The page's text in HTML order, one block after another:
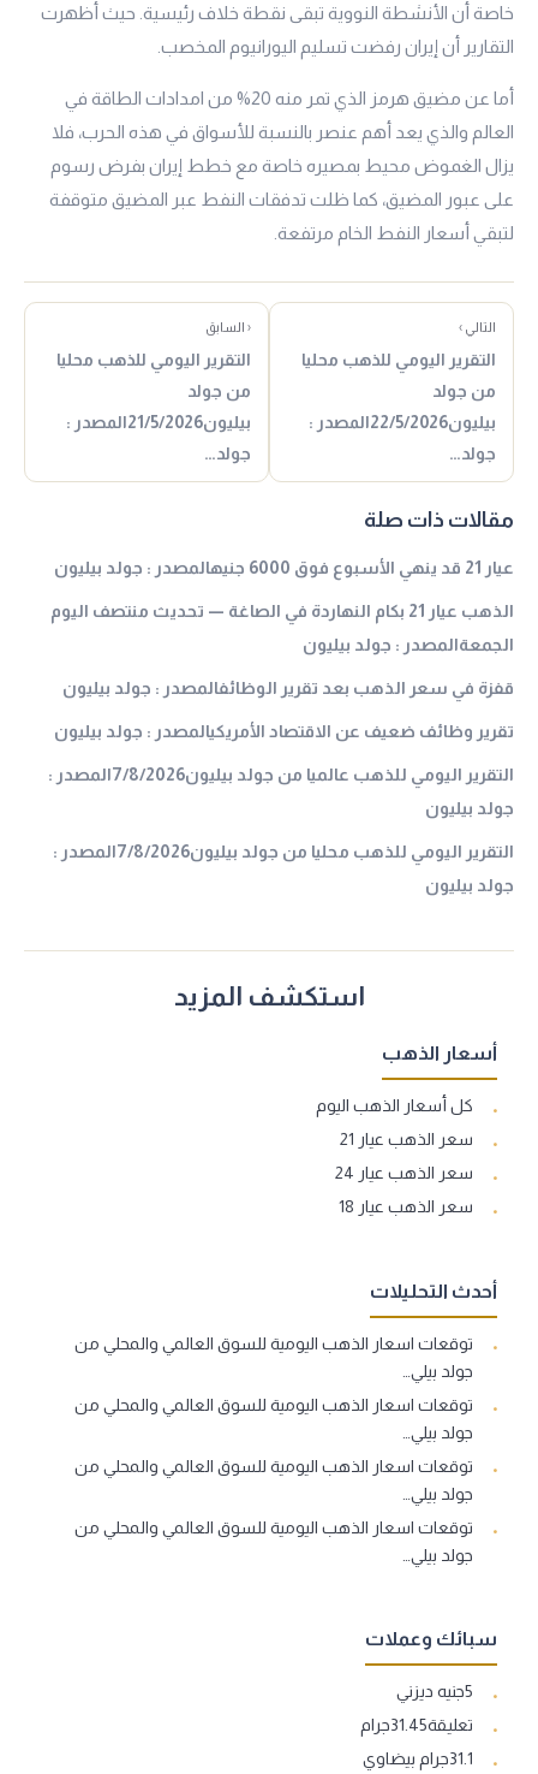
خاصة أن الأنشطة النووية تبقى نقطة خلاف رئيسية. حيث أظهرت
التقارير أن إيران رفضت تسليم اليورانيوم المخصب.
أما عن مضيق هرمز الذي تمر منه 20% من امدادات الطاقة في
العالم والذي يعد أهم عنصر بالنسبة للأسواق في هذه الحرب، فلا
يزال الغموض محيط بمصيره خاصة مع خطط إيران بفرض رسوم
على عبور المضيق، كما ظلت تدفقات النفط عبر المضيق متوقفة
لتبقي أسعار النفط الخام مرتفعة.
التالي ›
التقرير اليومي للذهب محليا
من جولد
بيليون22/5/2026المصدر :
جولد…
‹ السابق
التقرير اليومي للذهب محليا
من جولد
بيليون21/5/2026المصدر :
جولد…
مقالات ذات صلة
عيار 21 قد ينهي الأسبوع فوق 6000 جنيهالمصدر : جولد بيليون
الذهب عيار 21 بكام النهاردة في الصاغة — تحديث منتصف اليوم
الجمعةالمصدر : جولد بيليون
قفزة في سعر الذهب بعد تقرير الوظائفالمصدر : جولد بيليون
تقرير وظائف ضعيف عن الاقتصاد الأمريكيالمصدر : جولد بيليون
التقرير اليومي للذهب عالميا من جولد بيليون7/8/2026المصدر :
جولد بيليون
التقرير اليومي للذهب محليا من جولد بيليون7/8/2026المصدر :
جولد بيليون
استكشف المزيد
أسعار الذهب
كل أسعار الذهب اليوم
سعر الذهب عيار 21
سعر الذهب عيار 24
سعر الذهب عيار 18
أحدث التحليلات
توقعات اسعار الذهب اليومية للسوق العالمي والمحلي من
جولد بيلي…
توقعات اسعار الذهب اليومية للسوق العالمي والمحلي من
جولد بيلي…
توقعات اسعار الذهب اليومية للسوق العالمي والمحلي من
جولد بيلي…
توقعات اسعار الذهب اليومية للسوق العالمي والمحلي من
جولد بيلي…
سبائك وعملات
5جنيه ديزني
تعليقة31.45جرام
31.1جرام بيضاوي